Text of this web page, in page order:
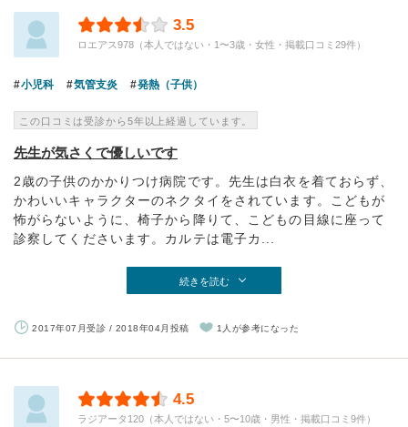
3.5
ロエアス978（本人ではない・1〜3歳・女性・掲載口コミ29件）
小児科 気管支炎 発熱（子供）
この口コミは受診から5年以上経過しています。
先生が気さくで優しいです
2歳の子供のかかりつけ病院です。先生は白衣を着ておらず、
かわいいキャラクターのネクタイをされています。こどもが
怖がらないように、椅子から降りて、こどもの目線に座って
診察してくださいます。カルテは電子カ...
続きを読む
2017年07月受診 / 2018年04月投稿 1人が参考になった
4.5
ラジアータ120（本人ではない・5〜10歳・男性・掲載口コミ9件）